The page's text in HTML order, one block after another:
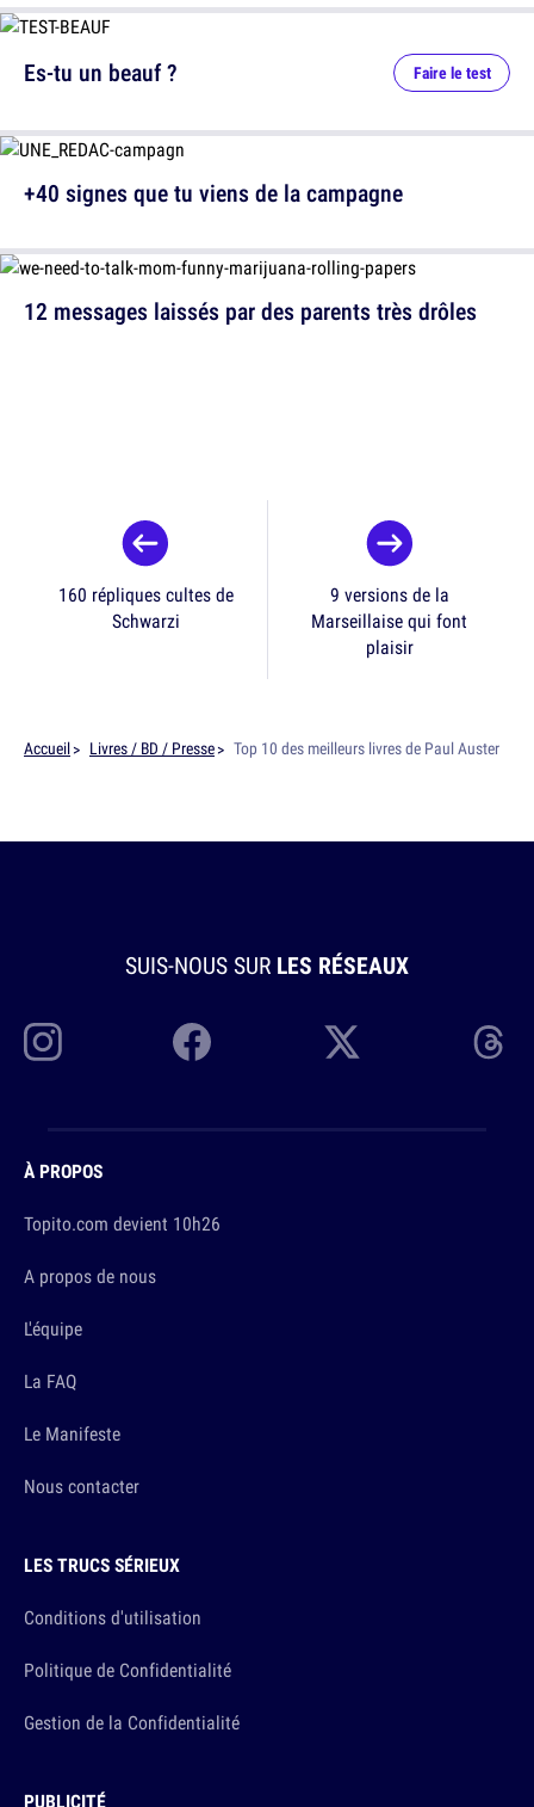
12 messages laissés par des parents très drôles
Es-tu un beauf ? Faire le test
+40 signes que tu viens de la campagne
160 répliques cultes de
Schwarzi
9 versions de la
Marseillaise qui font
plaisir
Accueil Livres / BD / Presse Top 10 des meilleurs livres de Paul Auster
SUIS-NOUS SUR LES RÉSEAUX
À PROPOS
Topito.com devient 10h26
A propos de nous
L'équipe
La FAQ
Le Manifeste
Nous contacter
LES TRUCS SÉRIEUX
Conditions d'utilisation
Politique de Confidentialité
Gestion de la Confidentialité
PUBLICITÉ